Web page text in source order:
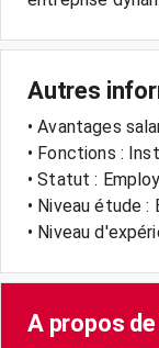
Autres
• Avantages
• Fonctions :
• Statut :
• Niveau étude :
• Niveau
A propos